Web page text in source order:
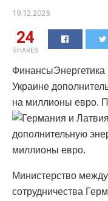
19.12.2025
24
SHARES
Украине
на миллионы евро.
Министерство
сотрудничества